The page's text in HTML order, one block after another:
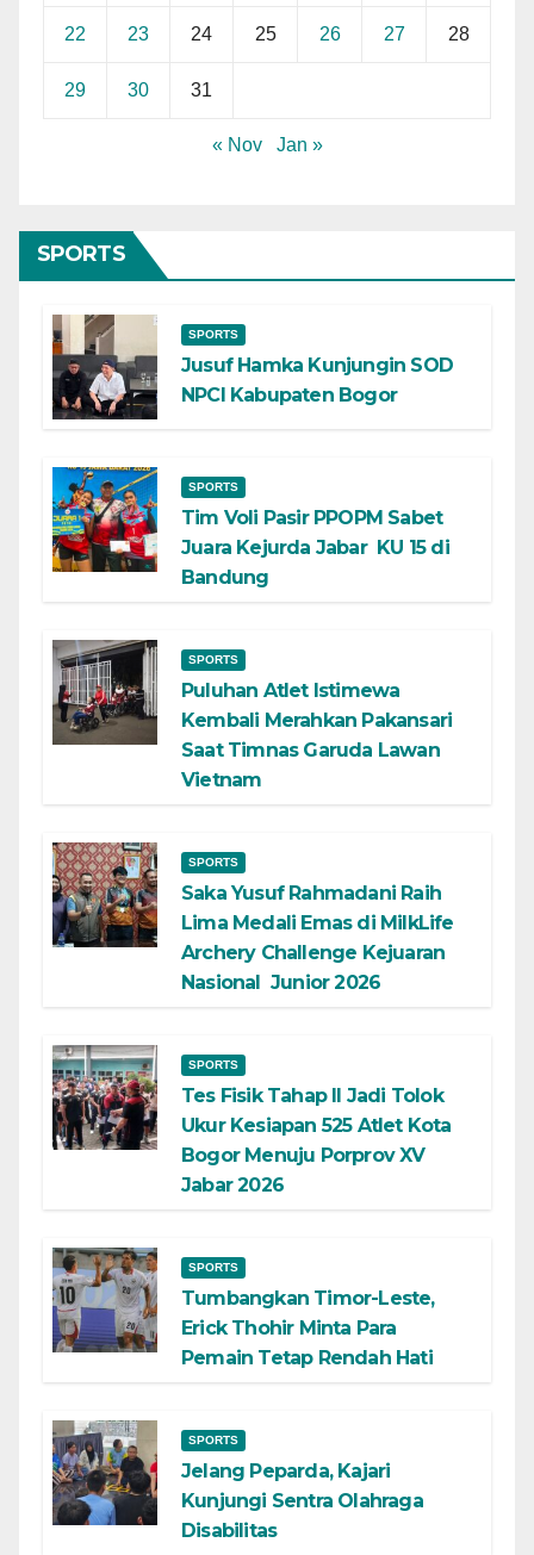
22 23 24 25 26 27 28
29 30 31
« Nov Jan »
SPORTS
SPORTS
Jusuf Hamka Kunjungin SOD
NPCI Kabupaten Bogor
SPORTS
Tim Voli Pasir PPOPM Sabet
Juara Kejurda Jabar KU 15 di
Bandung
SPORTS
Puluhan Atlet Istimewa
Kembali Merahkan Pakansari
Saat Timnas Garuda Lawan
Vietnam
SPORTS
Saka Yusuf Rahmadani Raih
Lima Medali Emas di MilkLife
Archery Challenge Kejuaran
Nasional Junior 2026
SPORTS
Tes Fisik Tahap II Jadi Tolok
Ukur Kesiapan 525 Atlet Kota
Bogor Menuju Porprov XV
Jabar 2026
SPORTS
Tumbangkan Timor-Leste,
Erick Thohir Minta Para
Pemain Tetap Rendah Hati
SPORTS
Jelang Peparda, Kajari
Kunjungi Sentra Olahraga
Disabilitas